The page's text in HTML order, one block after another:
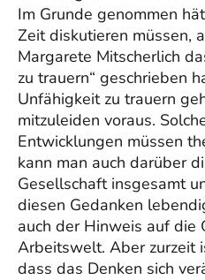
Im Grunde genommen
Zeit diskutieren müssen,
Margarete Mitscherlich
zu trauern“ geschrieben
Unfähigkeit zu trauern
mitzuleiden voraus.
Entwicklungen müssen
kann man auch darüber
Gesellschaft insgesamt
diesen Gedanken
auch der Hinweis auf die
Arbeitswelt. Aber zurzeit
dass das Denken sich